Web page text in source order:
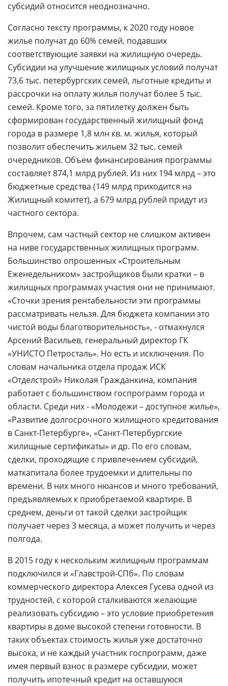
субсидий относится неоднозначно.
Согласно тексту программы, к 2020 году новое
жилье получат до 60% семей, подавших
соответствующие заявки на жилищную очередь.
Субсидии на улучшение жилищных условий получат
73,6 тыс. петербургских семей, льготные кредиты и
рассрочки на оплату жилья получат более 5 тыс.
семей. Кроме того, за пятилетку должен быть
сформирован государственный жилищный фонд
города в размере 1,8 млн кв. м. жилья, который
позволит обеспечить жильем 32 тыс. семей
очередников. Объем финансирования программы
составляет 874,1 млрд рублей. Из них 194 млрд – это
бюджетные средства (149 млрд приходится на
Жилищный комитет), а 679 млрд рублей придут из
частного сектора.
Впрочем, сам частный сектор не слишком активен
на ниве государственных жилищных программ.
Большинство опрошенных «Строительным
Еженедельником» застройщиков были кратки – в
жилищных программах участия они не принимают.
«Сточки зрения рентабельности эти программы
рассматривать нельзя. Для бюджета компании это
чистой воды благотворительность», - отмахнулся
Арсений Васильев, генеральный директор ГК
«УНИСТО Петросталь». Но есть и исключения. По
словам начальника отдела продаж ИСК
«Отделстрой» Николая Гражданкина, компания
работает с большинством госпрограмм города и
области. Среди них - «Молодежи – доступное жилье»,
«Развитие долгосрочного жилищного кредитования
в Санкт-Петербурге», «Санкт-Петербургские
жилищные сертификаты» и др. По его словам,
сделки, проходящие с привлечением субсидий,
маткапитала более трудоемки и длительны по
времени. В них много нюансов и много требований,
предъявляемых к приобретаемой квартире. В
среднем, деньги от такой сделки застройщик
получает через 3 месяца, а может получить и через
полгода.
В 2015 году к нескольким жилищным программам
подключился и «Главстрой-СПб». По словам
коммерческого директора Алексея Гусева одной из
трудностей, с которой сталкиваются желающие
реализовать субсидию – это условие приобретения
квартиры в доме высокой степени готовности. В
таких объектах стоимость жилья уже достаточно
высока, и не каждый участник госпрограмм, даже
имея первый взнос в размере субсидии, может
получить ипотечный кредит на оставшуюся